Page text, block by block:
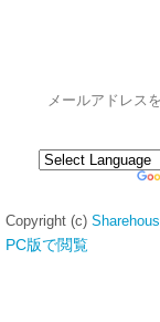
Copyright (c)
PC版で閲覧